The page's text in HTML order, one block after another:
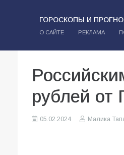
ГОРОСКОПЫ И
О САЙТЕ РЕКЛАМА
рублей от
05.02.2024 Малика